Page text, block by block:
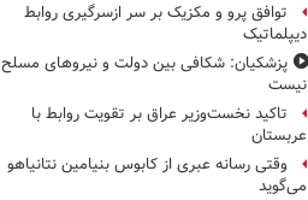
توافق پرو و مکزیک بر سر ازسرگیری روابط
دیپلماتیک
پزشکیان: شکافی بین دولت و نیروهای مسلح
نیست
تاکید نخست‌وزیر عراق بر تقویت روابط با
عربستان
وقتی رسانه عبری از کابوس بنیامین نتانیاهو
می‌گوید